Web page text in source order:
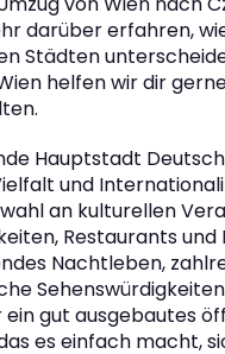
darüber erfahren,
Städten
helfen wir dir
Hauptstadt
und
an kulturellen
Restaurants und
Nachtleben,
gut ausgebautes
es einfach macht,